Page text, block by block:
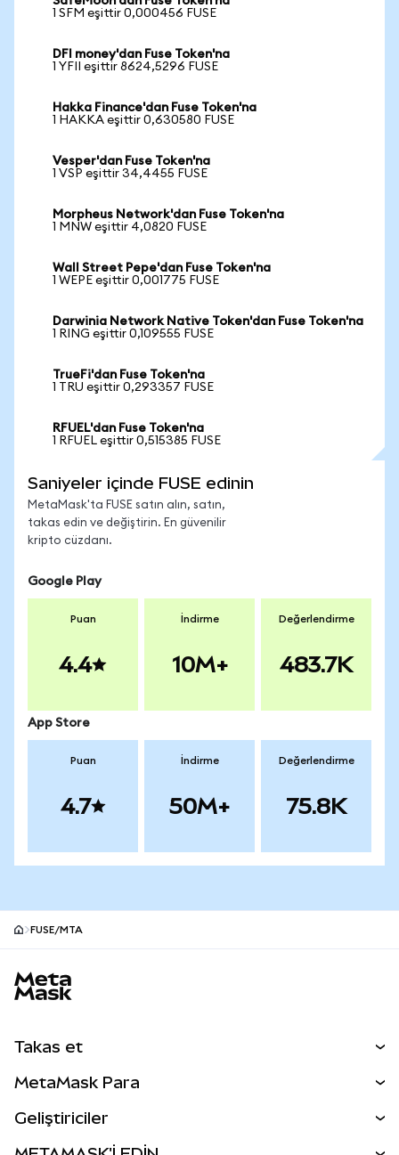
1 SFM eşittir 0,000456 FUSE
DFI money'dan Fuse Token'na
1 YFII eşittir 8624,5296 FUSE
Hakka Finance'dan Fuse Token'na
1 HAKKA eşittir 0,630580 FUSE
Vesper'dan Fuse Token'na
1 VSP eşittir 34,4455 FUSE
Morpheus Network'dan Fuse Token'na
1 MNW eşittir 4,0820 FUSE
Wall Street Pepe'dan Fuse Token'na
1 WEPE eşittir 0,001775 FUSE
Darwinia Network Native Token'dan Fuse Token'na
1 RING eşittir 0,109555 FUSE
TrueFi'dan Fuse Token'na
1 TRU eşittir 0,293357 FUSE
RFUEL'dan Fuse Token'na
1 RFUEL eşittir 0,515385 FUSE
Saniyeler içinde FUSE edinin
MetaMask'ta FUSE satın alın, satın,
takas edin ve değiştirin. En güvenilir
kripto cüzdanı.
Google Play
Puan
4.4
İndirme
10M+
Değerlendirme
483.7K
App Store
Puan
4.7
İndirme
50M+
Değerlendirme
75.8K
FUSE/MTA
Takas et
Perps
MetaMask Para
Geliştiriciler